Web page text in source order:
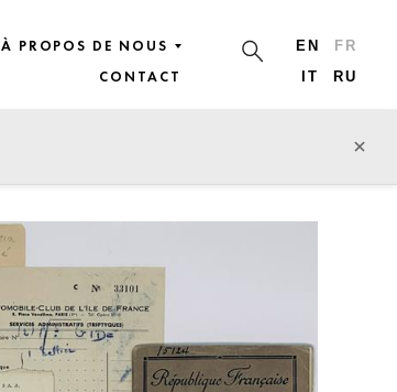
À PROPOS DE NOUS
CONTACT
EN
FR
IT
RU
×